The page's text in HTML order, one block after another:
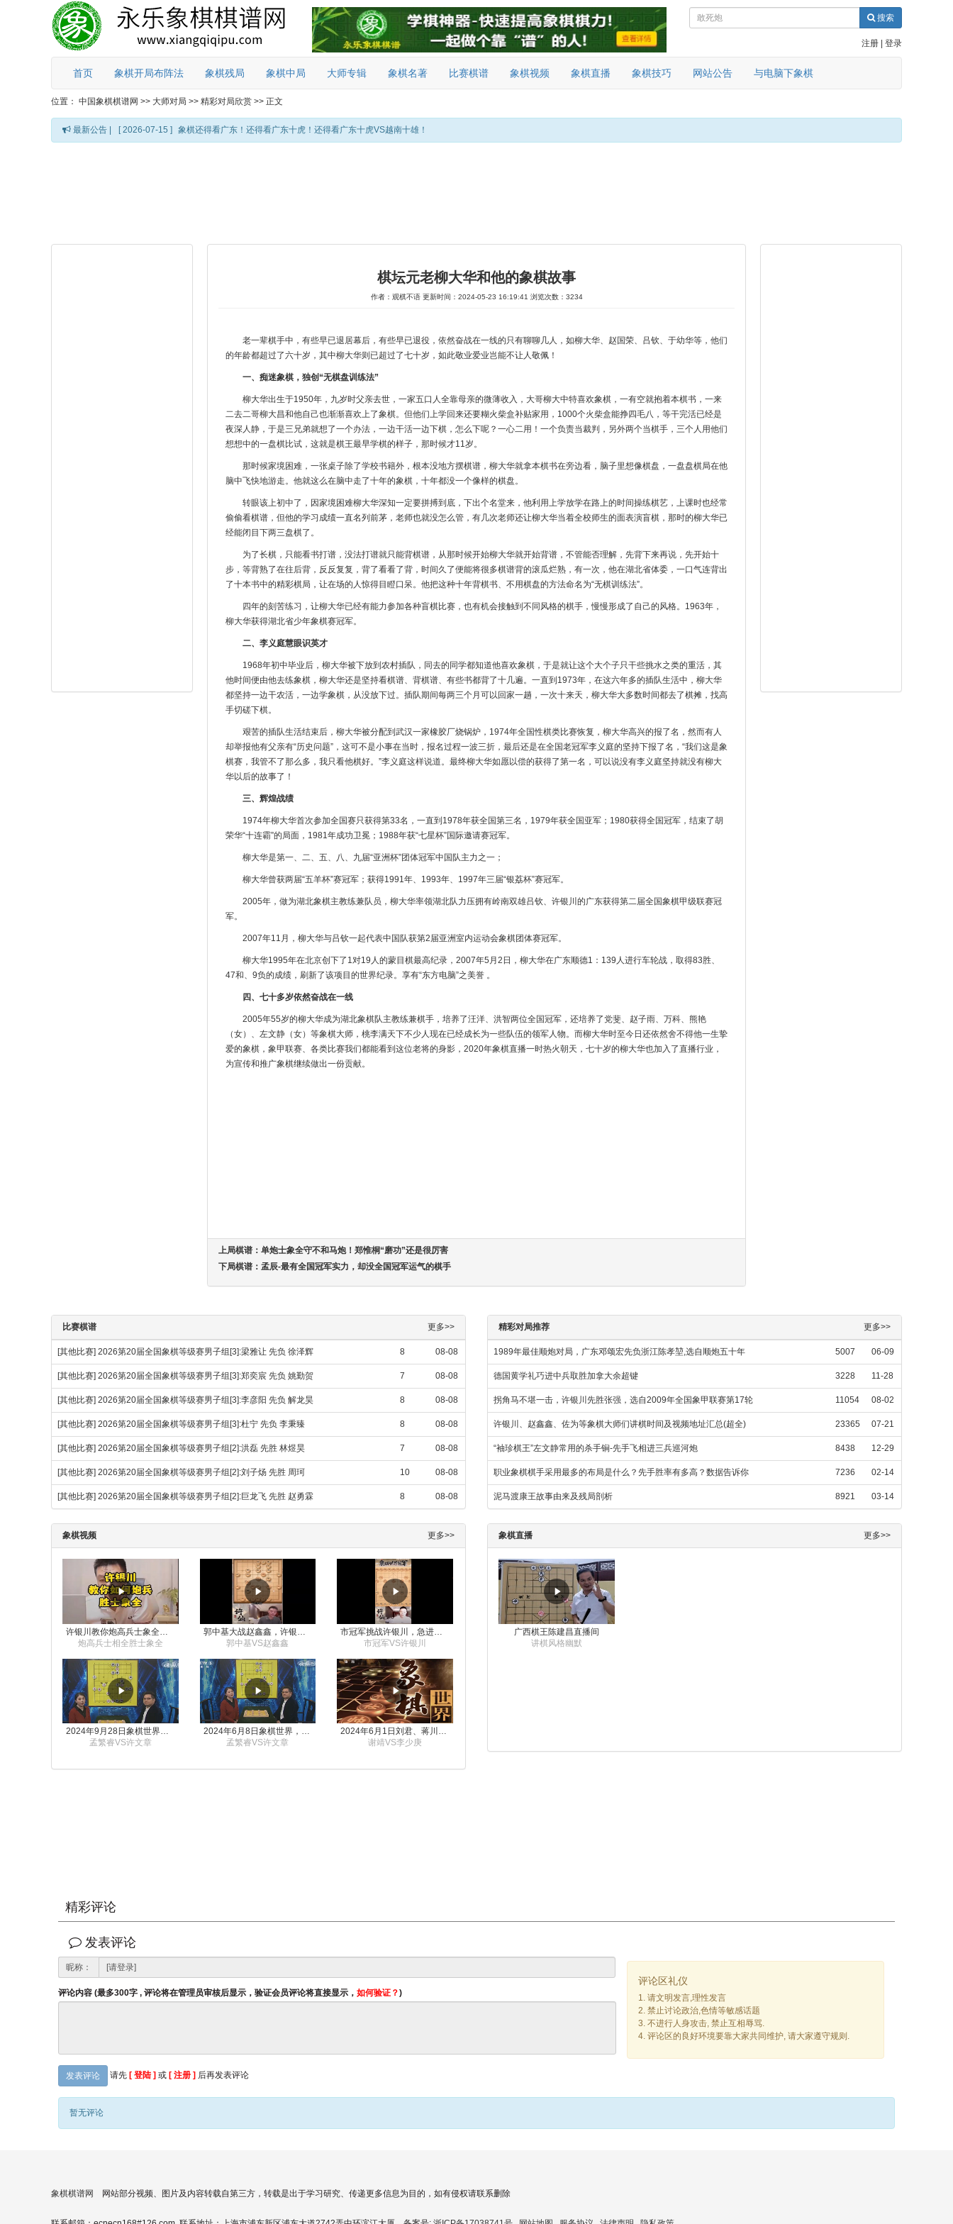
搜索
注册 登录
首页 象棋开局布阵法 象棋残局 象棋中局 大师专辑 象棋名著 比赛棋谱 象棋视频 象棋直播 象棋技巧 网站公告 与电脑下象棋
位置： 中国象棋棋谱网 >> 大师对局 >> 精彩对局欣赏 >> 正文
最新公告 | [ 2026-07-15 ] 象棋还得看广东！还得看广东十虎！还得看广东十虎VS越南十雄！
棋坛元老柳大华和他的象棋故事
作者：观棋不语 更新时间：2024-05-23 16:19:41 浏览次数：3234
老一辈棋手中，有些早已退居幕后，有些早已退役，依然奋战在一线的只有聊聊几人，如柳大华、赵国荣、吕钦、于幼华等，他们
的年龄都超过了六十岁，其中柳大华则已超过了七十岁，如此敬业爱业岂能不让人敬佩！
一、痴迷象棋，独创“无棋盘训练法”
柳大华出生于1950年，九岁时父亲去世，一家五口人全靠母亲的微薄收入，大哥柳大中特喜欢象棋，一有空就抱着本棋书，一来
二去二哥柳大昌和他自己也渐渐喜欢上了象棋。但他们上学回来还要糊火柴盒补贴家用，1000个火柴盒能挣四毛八，等干完活已经是
夜深人静，于是三兄弟就想了一个办法，一边干活一边下棋，怎么下呢？一心二用！一个负责当裁判，另外两个当棋手，三个人用他们
想想中的一盘棋比试，这就是棋王最早学棋的样子，那时候才11岁。
那时候家境困难，一张桌子除了学校书籍外，根本没地方摆棋谱，柳大华就拿本棋书在旁边看，脑子里想像棋盘，一盘盘棋局在他
脑中飞快地游走。他就这么在脑中走了十年的象棋，十年都没一个像样的棋盘。
转眼该上初中了，因家境困难柳大华深知一定要拼搏到底，下出个名堂来，他利用上学放学在路上的时间操练棋艺，上课时也经常
偷偷看棋谱，但他的学习成绩一直名列前茅，老师也就没怎么管，有几次老师还让柳大华当着全校师生的面表演盲棋，那时的柳大华已
经能闭目下两三盘棋了。
为了长棋，只能看书打谱，没法打谱就只能背棋谱，从那时候开始柳大华就开始背谱，不管能否理解，先背下来再说，先开始十
步，等背熟了在往后背，反反复复，背了看看了背，时间久了便能将很多棋谱背的滚瓜烂熟，有一次，他在湖北省体委，一口气连背出
了十本书中的精彩棋局，让在场的人惊得目瞪口呆。他把这种十年背棋书、不用棋盘的方法命名为“无棋训练法”。
四年的刻苦练习，让柳大华已经有能力参加各种盲棋比赛，也有机会接触到不同风格的棋手，慢慢形成了自己的风格。1963年，
柳大华获得湖北省少年象棋赛冠军。
二、李义庭慧眼识英才
1968年初中毕业后，柳大华被下放到农村插队，同去的同学都知道他喜欢象棋，于是就让这个大个子只干些挑水之类的重活，其
他时间便由他去练象棋，柳大华还是坚持看棋谱、背棋谱、有些书都背了十几遍。一直到1973年，在这六年多的插队生活中，柳大华
都坚持一边干农活，一边学象棋，从没放下过。插队期间每两三个月可以回家一趟，一次十来天，柳大华大多数时间都去了棋摊，找高
手切磋下棋。
艰苦的插队生活结束后，柳大华被分配到武汉一家橡胶厂烧锅炉，1974年全国性棋类比赛恢复，柳大华高兴的报了名，然而有人
却举报他有父亲有“历史问题”，这可不是小事在当时，报名过程一波三折，最后还是在全国老冠军李义庭的坚持下报了名，“我们这是象
棋赛，我管不了那么多，我只看他棋好。”李义庭这样说道。最终柳大华如愿以偿的获得了第一名，可以说没有李义庭坚持就没有柳大
华以后的故事了！
三、辉煌战绩
1974年柳大华首次参加全国赛只获得第33名，一直到1978年获全国第三名，1979年获全国亚军；1980获得全国冠军，结束了胡
荣华“十连霸”的局面，1981年成功卫冕；1988年获“七星杯”国际邀请赛冠军。
柳大华是第一、二、五、八、九届“亚洲杯”团体冠军中国队主力之一；
柳大华曾获两届“五羊杯”赛冠军；获得1991年、1993年、1997年三届“银荔杯”赛冠军。
2005年，做为湖北象棋主教练兼队员，柳大华率领湖北队力压拥有岭南双雄吕钦、许银川的广东获得第二届全国象棋甲级联赛冠
军。
2007年11月，柳大华与吕钦一起代表中国队获第2届亚洲室内运动会象棋团体赛冠军。
柳大华1995年在北京创下了1对19人的蒙目棋最高纪录，2007年5月2日，柳大华在广东顺德1：139人进行车轮战，取得83胜、
47和、9负的成绩，刷新了该项目的世界纪录。享有“东方电脑”之美誉 。
四、七十多岁依然奋战在一线
2005年55岁的柳大华成为湖北象棋队主教练兼棋手，培养了汪洋、洪智两位全国冠军，还培养了党斐、赵子雨、万科、熊艳
（女）、左文静（女）等象棋大师，桃李满天下不少人现在已经成长为一些队伍的领军人物。而柳大华时至今日还依然舍不得他一生挚
爱的象棋，象甲联赛、各类比赛我们都能看到这位老将的身影，2020年象棋直播一时热火朝天，七十岁的柳大华也加入了直播行业，
为宣传和推广象棋继续做出一份贡献。
上局棋谱： 单炮士象全守不和马炮！郑惟桐“磨功”还是很厉害
下局棋谱： 孟辰-最有全国冠军实力，却没全国冠军运气的棋手
比赛棋谱 更多>>
[其他比赛] 2026第20届全国象棋等级赛男子组[3]:梁雅让 先负 徐泽辉 8 08-08
[其他比赛] 2026第20届全国象棋等级赛男子组[3]:郑奕宸 先负 姚勤贺 7 08-08
[其他比赛] 2026第20届全国象棋等级赛男子组[3]:李彦阳 先负 解龙昊 8 08-08
[其他比赛] 2026第20届全国象棋等级赛男子组[3]:杜宁 先负 李秉臻 8 08-08
[其他比赛] 2026第20届全国象棋等级赛男子组[2]:洪磊 先胜 林煜昊 7 08-08
[其他比赛] 2026第20届全国象棋等级赛男子组[2]:刘子炀 先胜 周珂 10 08-08
[其他比赛] 2026第20届全国象棋等级赛男子组[2]:巨龙飞 先胜 赵勇霖 8 08-08
精彩对局推荐 更多>>
1989年最佳顺炮对局，广东邓颂宏先负浙江陈孝堃,选自顺炮五十年 5007 06-09
德国黄学礼巧进中兵取胜加拿大余超键 3228 11-28
拐角马不堪一击，许银川先胜张强，选自2009年全国象甲联赛第17轮 11054 08-02
许银川、赵鑫鑫、佐为等象棋大师们讲棋时间及视频地址汇总(超全) 23365 07-21
“袖珍棋王”左文静常用的杀手锏-先手飞相进三兵巡河炮 8438 12-29
职业象棋棋手采用最多的布局是什么？先手胜率有多高？数据告诉你 7236 02-14
泥马渡康王故事由来及残局剖析 8921 03-14
象棋视频 更多>>
炮高兵士相全胜士象全
郭中基VS赵鑫鑫
市冠军VS许银川
2024年9月28日象棋世界栏目，刘君、蒋川讲解了第九届杨官璘杯象棋公开赛孟繁睿与许文章的对局
孟繁睿VS许文章
2024年6月8日象棋世界，刘君、蒋川讲解了第九届杨官璘杯全国象棋公开赛孟繁睿与许文章的对局
孟繁睿VS许文章
2024年6月1日刘君、蒋川讲解第三届上海杯象棋大师赛谢靖与李少庚的对局
谢靖VS李少庚
象棋直播 更多>>
广西棋王陈建昌直播间
讲棋风格幽默
精彩评论
发表评论
昵称：
评论内容 (最多300字 , 评论将在管理员审核后显示，验证会员评论将直接显示， 如何验证？)
发表评论 请先 [ 登陆 ] 或 [ 注册 ] 后再发表评论
评论区礼仪
1. 请文明发言,理性发言
2. 禁止讨论政治,色情等敏感话题
3. 不进行人身攻击, 禁止互相辱骂.
4. 评论区的良好环境要靠大家共同维护, 请大家遵守规则.
暂无评论
象棋棋谱网 网站部分视频、图片及内容转载自第三方，转载是出于学习研究、传递更多信息为目的，如有侵权请联系删除